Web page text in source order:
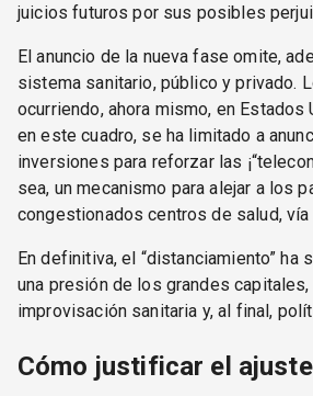
juicios futuros por sus posibles
El anuncio de la nueva fase omite,
sistema sanitario, público y privado.
ocurriendo, ahora mismo, en Estados
en este cuadro, se ha limitado a
inversiones para reforzar las
sea, un mecanismo para alejar a los
congestionados centros de salud, vía
En definitiva, el “distanciamiento” ha
una presión de los grandes capitales,
improvisación sanitaria y, al final,
Cómo justificar el ajuste